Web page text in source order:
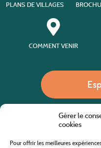
Gérer le
cookies
Pour offrir les meilleures
PLANS DE VILLAGES
COMMENT VENIR